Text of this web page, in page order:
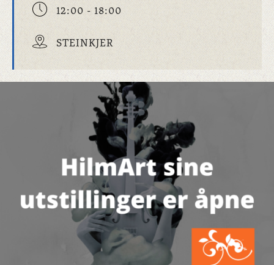
12:00 - 18:00
STEINKJER